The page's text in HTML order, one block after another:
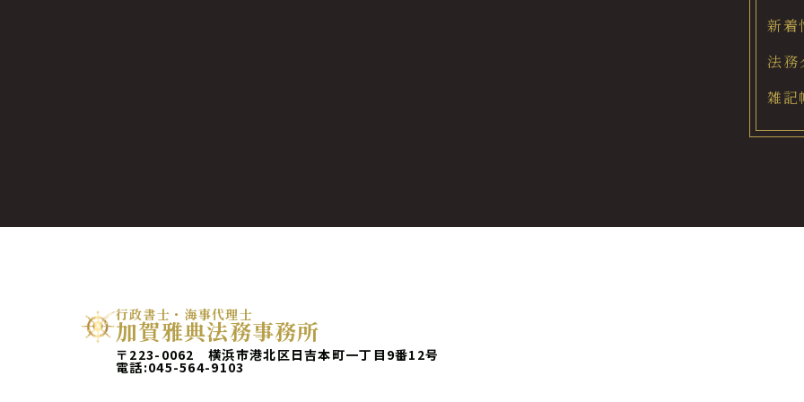
新着
法務
雑記
行政書士・海事代理士
加賀雅典法務事務所
〒223-0062 横浜市港北区日吉本町一丁目9番12号
電話:045-564-9103